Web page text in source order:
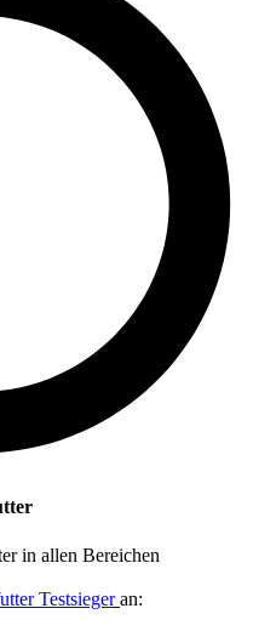
in allen Bereichen
Testsieger an: